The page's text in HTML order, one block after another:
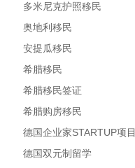
多米尼克护照移民
奥地利移民
安提瓜移民
希腊移民
希腊移民签证
希腊购房移民
德国企业家STARTUP项目
德国双元制留学